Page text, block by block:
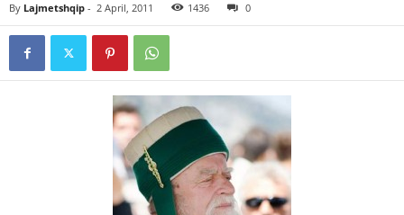
By Lajmetshqip - 2 April, 2011 1436 0